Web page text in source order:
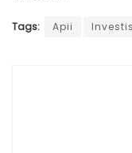
Tags: Apii